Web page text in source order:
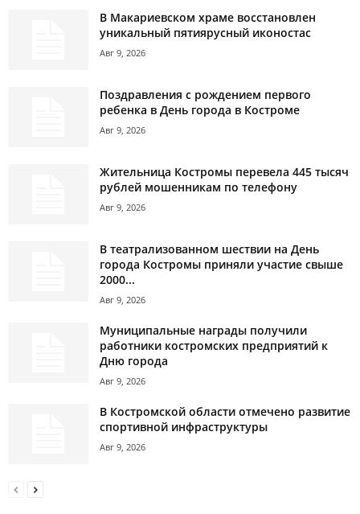
В Макариевском храме восстановлен
уникальный пятиярусный иконостас
Авг 9, 2026
Поздравления с рождением первого
ребенка в День города в Костроме
Авг 9, 2026
Жительница Костромы перевела 445 тысяч
рублей мошенникам по телефону
Авг 9, 2026
В театрализованном шествии на День
города Костромы приняли участие свыше
2000...
Авг 9, 2026
Муниципальные награды получили
работники костромских предприятий к
Дню города
Авг 9, 2026
В Костромской области отмечено развитие
спортивной инфраструктуры
Авг 9, 2026